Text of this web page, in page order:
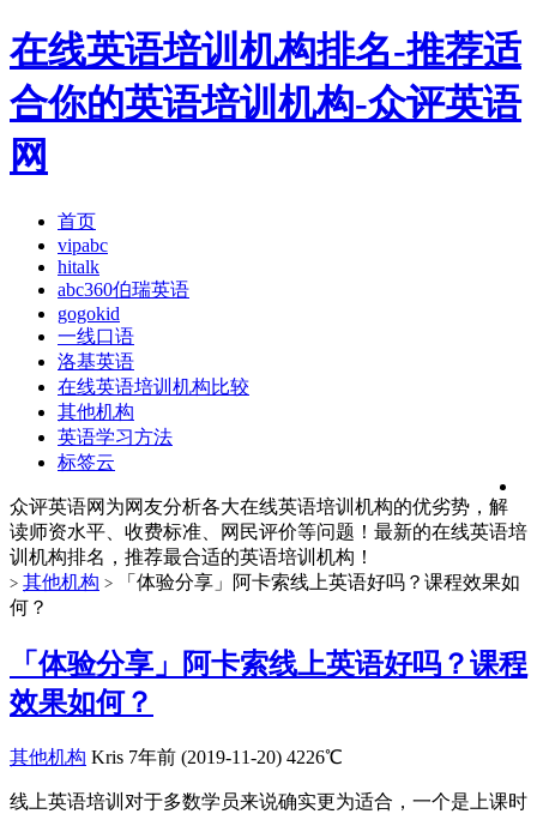
在线英语培训机构排名-推荐适
合你的英语培训机构-众评英语
网
首页
vipabc
hitalk
abc360伯瑞英语
gogokid
一线口语
洛基英语
在线英语培训机构比较
其他机构
英语学习方法
标签云
众评英语网为网友分析各大在线英语培训机构的优劣势，解
读师资水平、收费标准、网民评价等问题！最新的在线英语培
训机构排名，推荐最合适的英语培训机构！
> 其他机构 >
「体验分享」阿卡索线上英语好吗？课程效果如
何？
「体验分享」阿卡索线上英语好吗？课程
效果如何？
其他机构 Kris 7年前 (2019-11-20) 4226℃
线上英语培训对于多数学员来说确实更为适合，一个是上课时